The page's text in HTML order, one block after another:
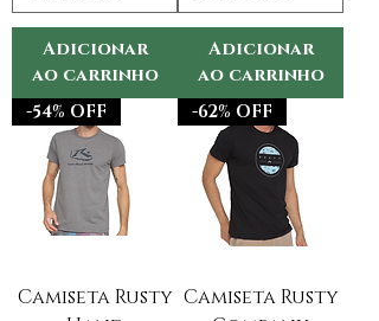
Adicionar
ao carrinho
Adicionar
ao carrinho
-54% OFF
Camiseta Rusty
-62% OFF
Camiseta Rusty